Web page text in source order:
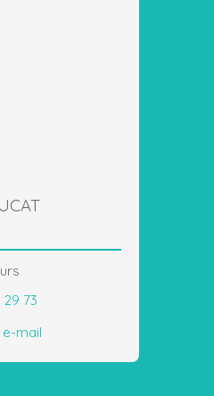
73
mail